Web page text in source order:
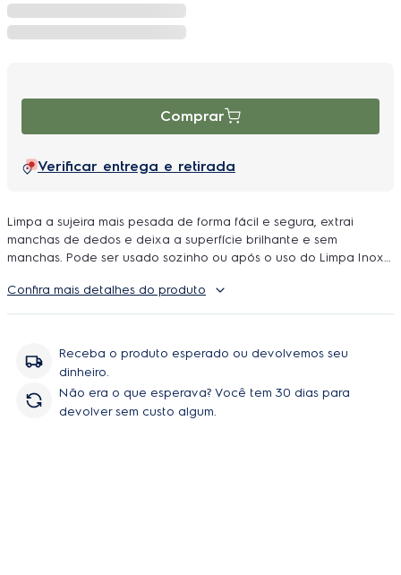
Comprar
Verificar entrega e retirada
Limpa a sujeira mais pesada de forma fácil e segura, extrai
manchas de dedos e deixa a superfície brilhante e sem
manchas. Pode ser usado sozinho ou após o uso do Limpa Inox
Confira mais detalhes do produto
Receba o produto esperado ou devolvemos seu
dinheiro.
Não era o que esperava? Você tem 30 dias para
devolver sem custo algum.